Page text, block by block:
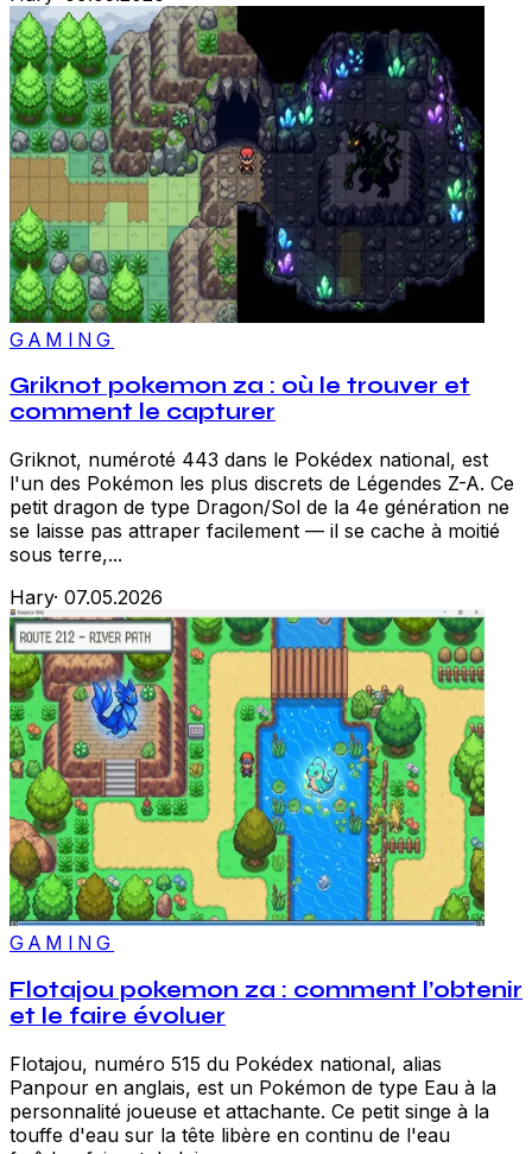
GAMING
Griknot pokemon za : où le trouver et
comment le capturer
Griknot, numéroté 443 dans le Pokédex national, est
l'un des Pokémon les plus discrets de Légendes Z-A. Ce
petit dragon de type Dragon/Sol de la 4e génération ne
se laisse pas attraper facilement — il se cache à moitié
sous terre,...
Hary· 07.05.2026
GAMING
Flotajou pokemon za : comment l’obtenir
et le faire évoluer
Flotajou, numéro 515 du Pokédex national, alias
Panpour en anglais, est un Pokémon de type Eau à la
personnalité joueuse et attachante. Ce petit singe à la
touffe d'eau sur la tête libère en continu de l'eau